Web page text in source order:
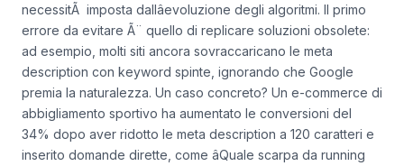
necessitÃ imposta dallâevoluzione degli algoritmi. Il primo
errore da evitare Ã¨ quello di replicare soluzioni obsolete:
ad esempio, molti siti ancora sovraccaricano le meta
description con keyword spinte, ignorando che Google
premia la naturalezza. Un caso concreto? Un e-commerce di
abbigliamento sportivo ha aumentato le conversioni del
34% dopo aver ridotto le meta description a 120 caratteri e
inserito domande dirette, come âQuale scarpa da running